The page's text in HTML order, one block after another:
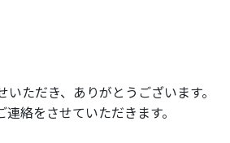
いただき、ありがとうございます。
絡をさせていただきます。